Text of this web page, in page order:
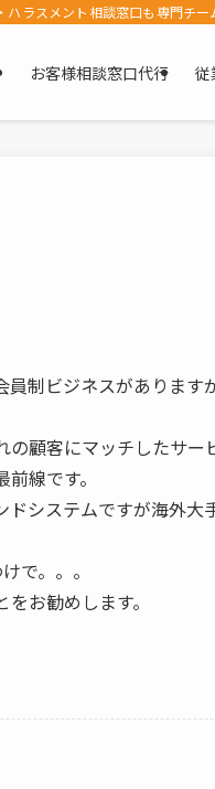
ラスメント相談窓口も専門チー
お客様相談窓口代行 従
制ビジネスがありま
顧客にマッチしたサー
線です。
システムですが海外
で。。。
お勧めします。